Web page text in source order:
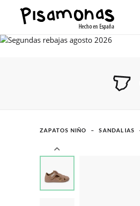
ZAPATOS NIÑO SANDALIAS